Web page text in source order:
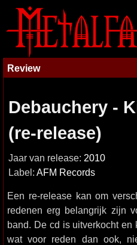
Review
Debauchery -
(re-release)
Jaar van release: 2010
Label: AFM Records
Een re-release kan om
redenen erg belangrijk zijn
band. De cd is uitverkocht en
wat voor reden dan ook,